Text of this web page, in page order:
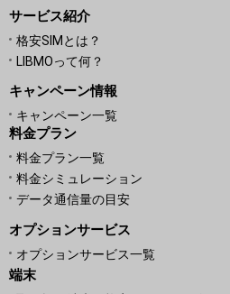
サービス紹介
格安SIMとは？
LIBMOって何？
キャンペーン情報
キャンペーン一覧
料金プラン
料金プラン一覧
料金シミュレーション
データ通信量の目安
オプションサービス
オプションサービス一覧
端末